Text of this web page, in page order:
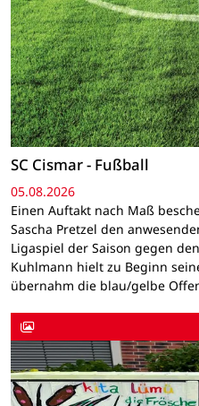
SC Cismar - Fußball
05.08.2026
Einen Auftakt nach Maß
Sascha Pretzel den
Ligaspiel der Saison gegen
Kuhlmann hielt zu Beginn
übernahm die blau/gelbe